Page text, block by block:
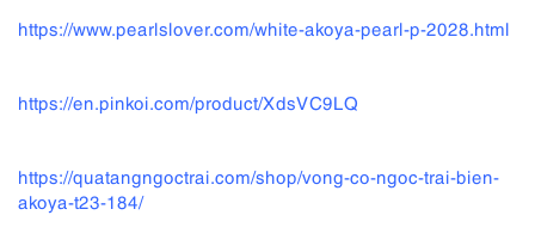
https://www.pearlslover.com/white-akoya-pearl-p-2028.html
https://en.pinkoi.com/product/XdsVC9LQ
https://quatangngoctrai.com/shop/vong-co-ngoc-trai-bien-
akoya-t23-184/